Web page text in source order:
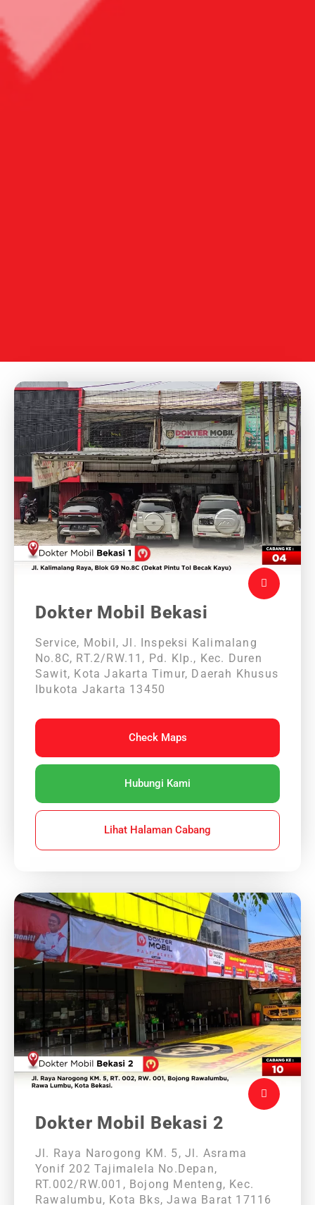
Dokter Mobil Bekasi
Service, Mobil, Jl. Inspeksi Kalimalang
No.8C, RT.2/RW.11, Pd. Klp., Kec. Duren
Sawit, Kota Jakarta Timur, Daerah Khusus
Ibukota Jakarta 13450
Check Maps
Hubungi Kami
Lihat Halaman Cabang
Dokter Mobil Bekasi 2
Jl. Raya Narogong KM. 5, Jl. Asrama
Yonif 202 Tajimalela No.Depan,
RT.002/RW.001, Bojong Menteng, Kec.
Rawalumbu, Kota Bks, Jawa Barat 17116